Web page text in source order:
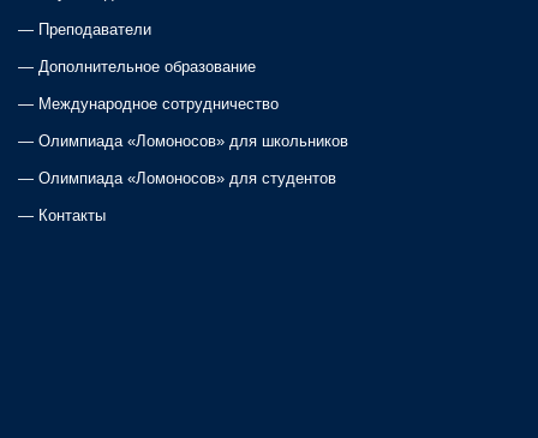
v
i
g
a
— Преподаватели
— Дополнительное образование
— Международное сотрудничество
— Олимпиада «Ломоносов» для школьников
— Олимпиада «Ломоносов» для студентов
— Контакты